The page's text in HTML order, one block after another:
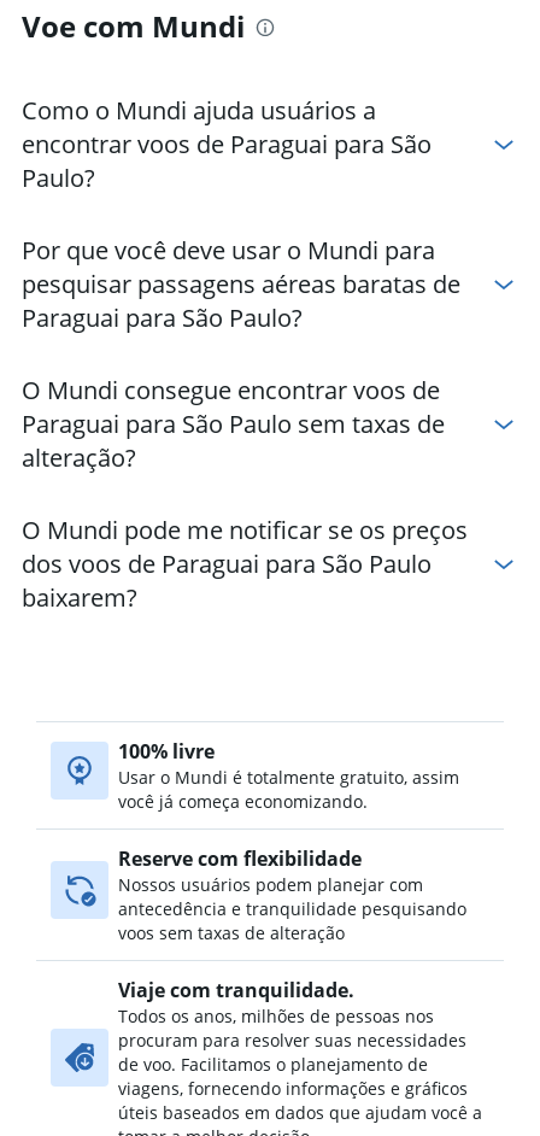
Voe com Mundi
Como o Mundi ajuda usuários a
encontrar voos de Paraguai para São
Paulo?
Por que você deve usar o Mundi para
pesquisar passagens aéreas baratas de
Paraguai para São Paulo?
O Mundi consegue encontrar voos de
Paraguai para São Paulo sem taxas de
alteração?
O Mundi pode me notificar se os preços
dos voos de Paraguai para São Paulo
baixarem?
100% livre
Usar o Mundi é totalmente gratuito, assim
você já começa economizando.
Reserve com flexibilidade
Nossos usuários podem planejar com
antecedência e tranquilidade pesquisando
voos sem taxas de alteração
Viaje com tranquilidade.
Todos os anos, milhões de pessoas nos
procuram para resolver suas necessidades
de voo. Facilitamos o planejamento de
viagens, fornecendo informações e gráficos
úteis baseados em dados que ajudam você a